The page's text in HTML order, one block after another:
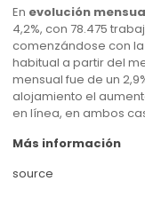
En evolución
4,2%, con 78.475
comenzándose con
habitual a partir del
mensual fue de un
alojamiento el
en línea, en ambos
Más información
source